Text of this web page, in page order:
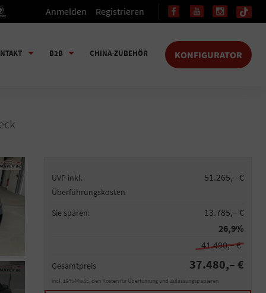
Anmelden Registrieren
B2B CHINA-ZUBEHÖR KONFIGURATOR
UVP inkl.
Überführungskosten
51.265,– €
Sie sparen:
13.785,– €
26,9%
41.490,– €
Gesamtpreis 37.480,– €
incl. 19% MwSt., den Kosten für Überführung und Zulassungspapieren